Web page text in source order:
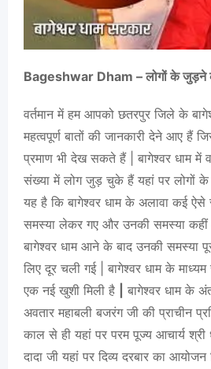
Bageshwar Dham – लोगों के जुड़ने
वर्तमान में हम आपको छतरपुर जिले के
महत्वपूर्ण बातों की जानकारी देने आए हैं
प्रमाण भी देख सकते हैं | बागेश्वर धाम में
संख्या में लोग जुड़ चुके हैं यहां पर लोगों
यह है कि बागेश्वर धाम के अलावा कई ऐसे
समस्या लेकर गए और उनकी समस्या कहीं
बागेश्वर धाम आने के बाद उनकी समस्या
लिए दूर चली गई | बागेश्वर धाम के
एक नई खुशी मिली है
बागेश्वर धाम के
अवतार महाबली बजरंग जी की प्राचीन
काल से ही यहां पर परम पूज्य आचार्य श्री
दादा जी यहां पर दिव्य दरबार का